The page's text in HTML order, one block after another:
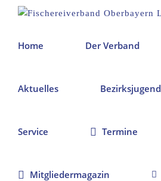
Zum
Home Der Verband
Aktuelles Bezirksjugend
Service Termine
Mitgliedermagazin